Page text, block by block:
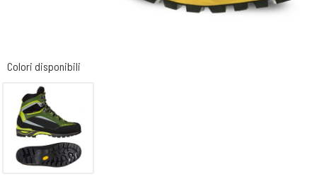
Colori disponibili